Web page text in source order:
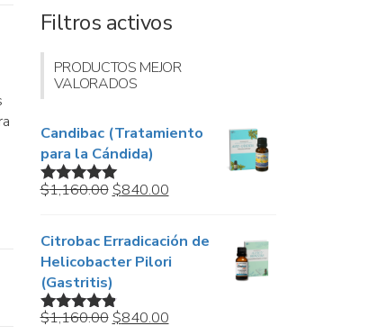
Filtros activos
PRODUCTOS MEJOR
VALORADOS
Candibac (Tratamiento
para la Cándida)
Valorado en
$1,160.00Original
$1,160.00.
$840.00Current
is:
$840.00.
Citrobac Erradicación de
Helicobacter Pilori
(Gastritis)
Valorado
$1,160.00Original
$840.00Current